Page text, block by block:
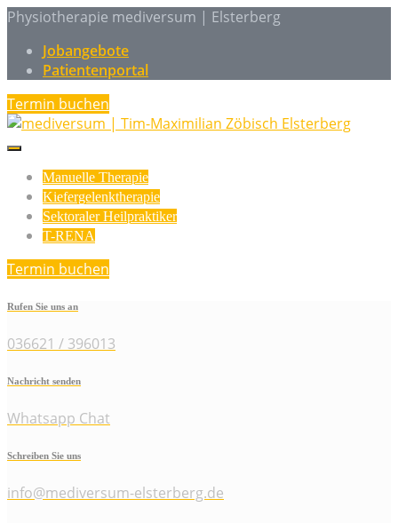
Physiotherapie mediversum | Elsterberg
Jobangebote
Patientenportal
Termin buchen
Manuelle Therapie
Kiefergelenktherapie
Sektoraler Heilpraktiker
T-RENA
Termin buchen
Rufen Sie uns an
036621 / 396013
Nachricht senden
Whatsapp Chat
Schreiben Sie uns
info@mediversum-elsterberg.de